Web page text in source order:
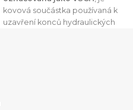
kovová součástka používaná k
uzavření konců hydraulických